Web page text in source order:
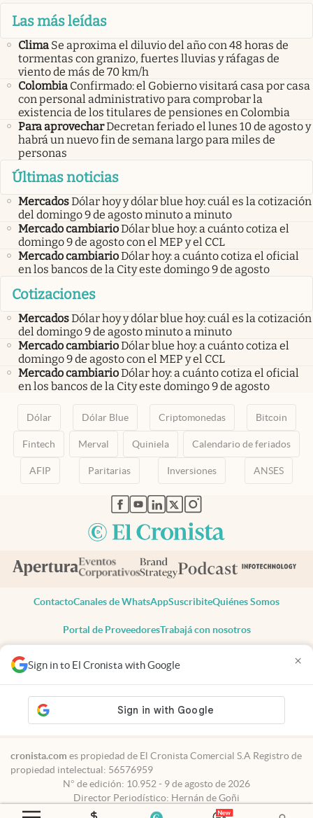
Sign in to El Cronista with Google ×
Las más leídas
Clima Se aproxima el diluvio del año con 48 horas de
tormentas con granizo, fuertes lluvias y ráfagas de
viento de más de 70 km/h
Colombia Confirmado: el Gobierno visitará casa por casa
con personal administrativo para comprobar la
existencia de los titulares de pensiones en Colombia
Para aprovecharDecretan feriado el lunes 10 de agosto y
habrá un nuevo fin de semana largo para miles de
personas
Últimas noticias
MercadosDólar hoy y dólar blue hoy: cuál es la cotización
del domingo 9 de agosto minuto a minuto
Mercado cambiarioDólar blue hoy: a cuánto cotiza el
domingo 9 de agosto con el MEP y el CCL
Mercado cambiarioDólar hoy: a cuánto cotiza el oficial
en los bancos de la City este domingo 9 de agosto
Cotizaciones
MercadosDólar hoy y dólar blue hoy: cuál es la cotización
del domingo 9 de agosto minuto a minuto
Mercado cambiarioDólar blue hoy: a cuánto cotiza el
domingo 9 de agosto con el MEP y el CCL
Mercado cambiarioDólar hoy: a cuánto cotiza el oficial
en los bancos de la City este domingo 9 de agosto
Dólar Dólar Blue Criptomonedas Bitcoin
Fintech Merval Quiniela Calendario de feriados
AFIP Paritarias Inversiones ANSES
abre en nueva pestaña
abre en nueva pestaña
abre en nueva pestaña
abre en nueva pestaña
abre en nueva pestaña
ContactoCanales de WhatsAppSuscribiteQuiénes Somos
Portal de ProveedoresTrabajá con nosotros
Todos los derechos reservados
Privacidad
Consentimiento
Tel:+54 11 7078-3270
cronista.com es propiedad de El Cronista Comercial S.A Registro de
propiedad intelectual: 56576959
N° de edición: 10.952 - 9 de agosto de 2026
Director Periodístico: Hernán de Goñi